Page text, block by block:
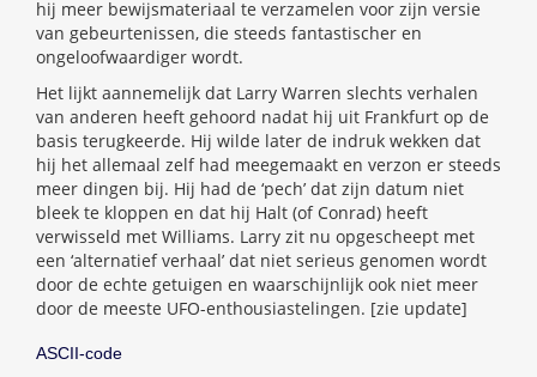
hij meer bewijsmateriaal te verzamelen voor zijn versie
van gebeurtenissen, die steeds fantastischer en
ongeloofwaardiger wordt.
Het lijkt aannemelijk dat Larry Warren slechts verhalen
van anderen heeft gehoord nadat hij uit Frankfurt op de
basis terugkeerde. Hij wilde later de indruk wekken dat
hij het allemaal zelf had meegemaakt en verzon er steeds
meer dingen bij. Hij had de ‘pech’ dat zijn datum niet
bleek te kloppen en dat hij Halt (of Conrad) heeft
verwisseld met Williams. Larry zit nu opgescheept met
een ‘alternatief verhaal’ dat niet serieus genomen wordt
door de echte getuigen en waarschijnlijk ook niet meer
door de meeste UFO-enthousiastelingen. [zie update]
ASCII-code